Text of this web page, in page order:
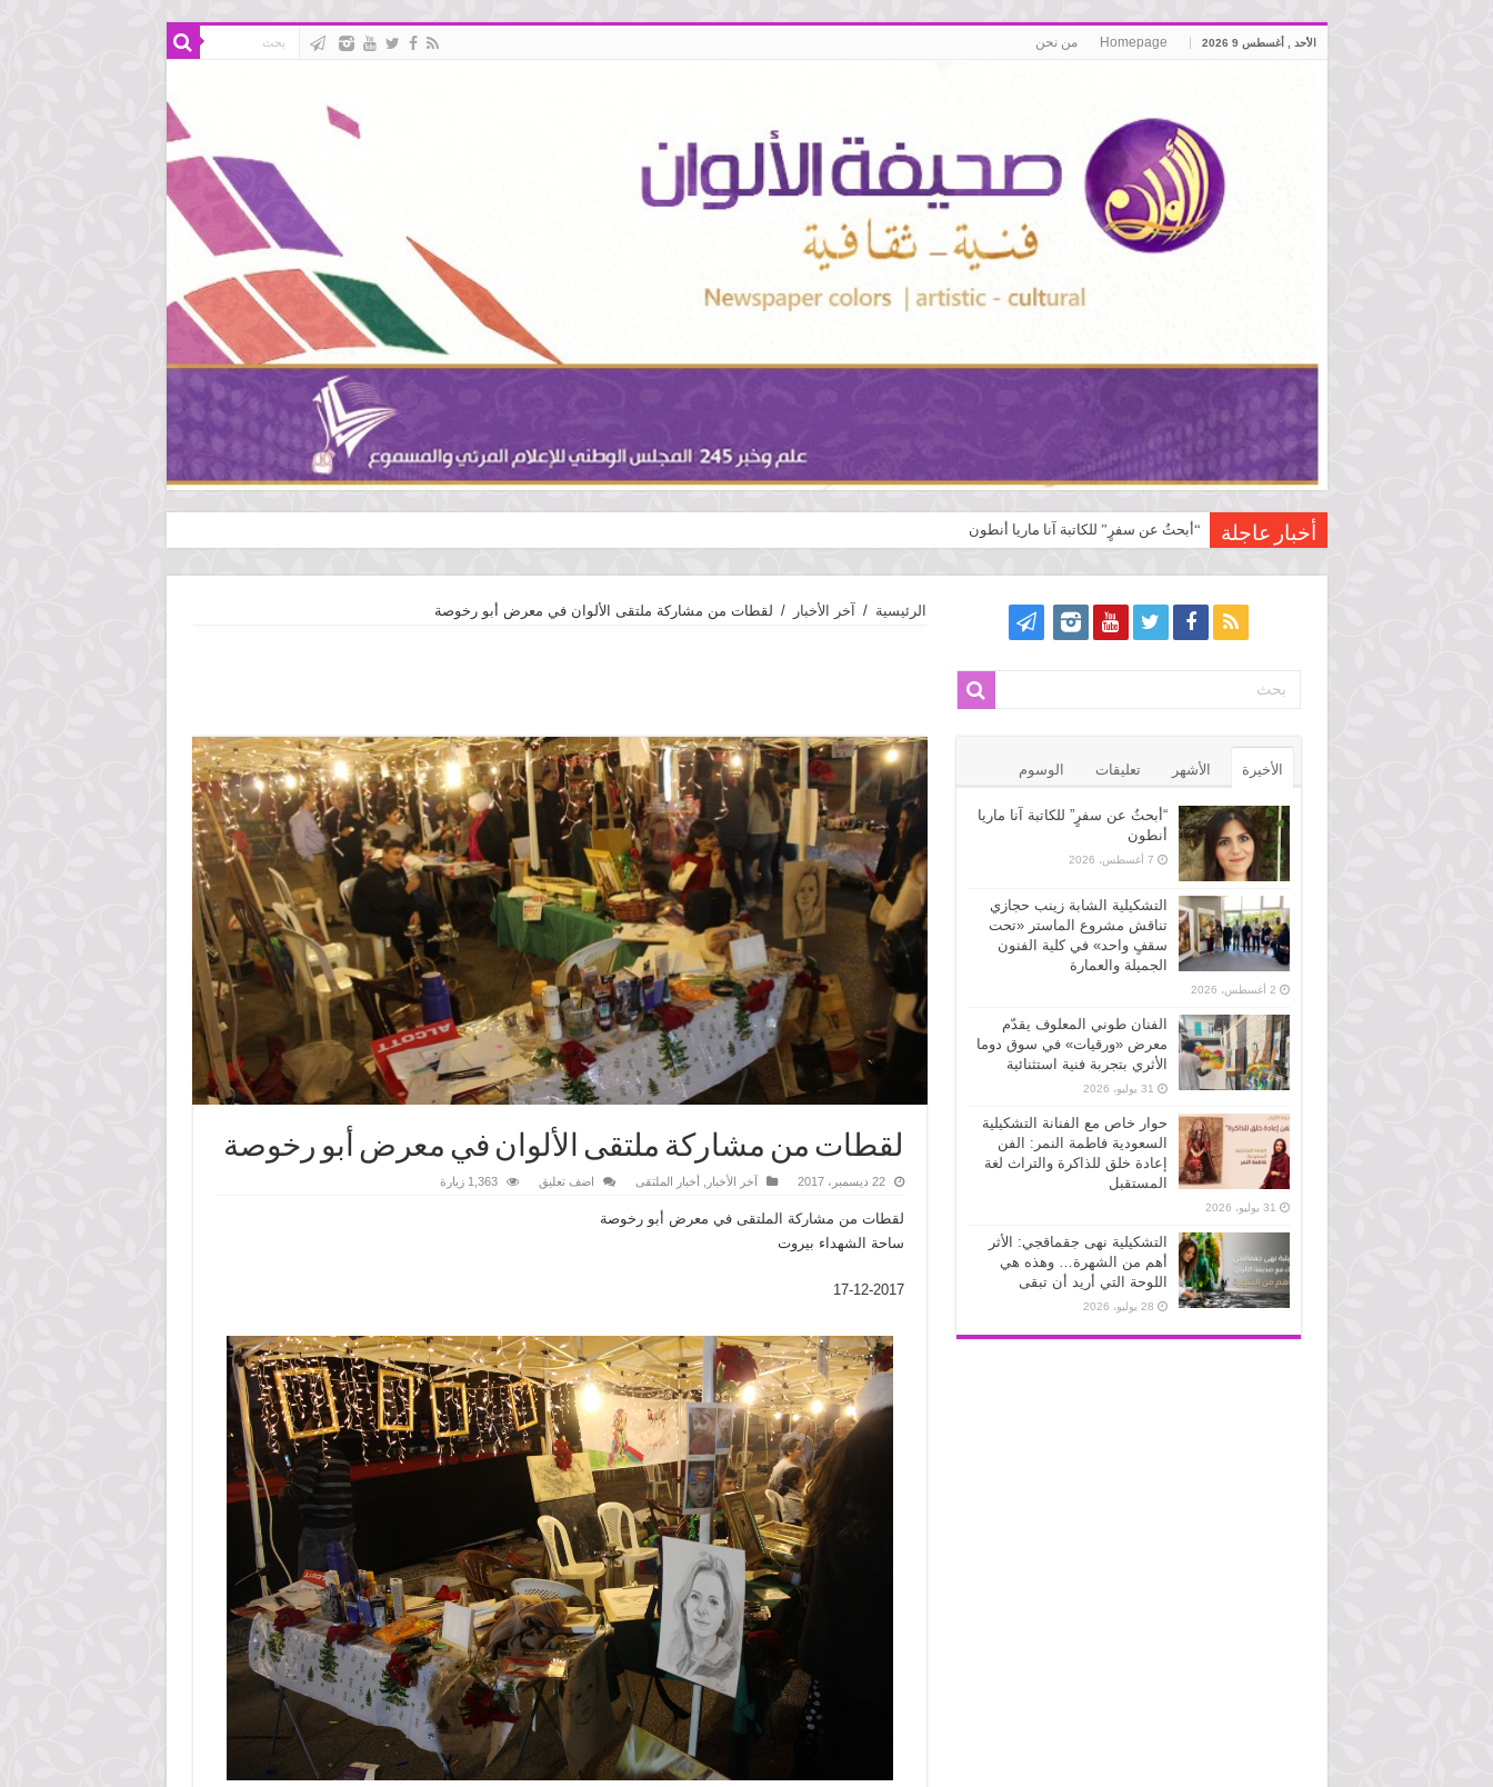
الأحد , أغسطس 9 2026 Homepage من نحن
أخبار عاجلة “أبحثُ عن سفرٍ” للكاتبة آنا ماريا أنطون
التشكيلية الشابة زينب حجازي تناقش مشروع الماستر «تحت سقفٍ واحد» في كلية الفنون الجميلة والعمارة
الرئيسية / آخر الأخبار / لقطات من مشاركة ملتقى الألوان في معرض أبو رخوصة
لقطات من مشاركة ملتقى الألوان في معرض أبو رخوصة
22 ديسمبر، 2017 آخر الأخبار أخبار الملتقى اضف تعليق 1,363 زيارة
لقطات من مشاركة الملتقى في معرض أبو رخوصة
ساحة الشهداء بيروت
17-12-2017
الأخيرة الأشهر تعليقات الوسوم
“أبحثُ عن سفرٍ” للكاتبة آنا ماريا
أنطون
7 أغسطس، 2026
التشكيلية الشابة زينب حجازي
تناقش مشروع الماستر «تحت
سقفٍ واحد» في كلية الفنون
الجميلة والعمارة
2 أغسطس، 2026
الفنان طوني المعلوف يقدّم
معرض «ورقيات» في سوق دوما
الأثري بتجربة فنية استثنائية
31 يوليو، 2026
حوار خاص مع الفنانة التشكيلية
السعودية فاطمة النمر: الفن
إعادة خلق للذاكرة والتراث لغة
المستقبل
31 يوليو، 2026
التشكيلية نهى جقماقجي: الأثر
أهم من الشهرة… وهذه هي
اللوحة التي أريد أن تبقى
28 يوليو، 2026